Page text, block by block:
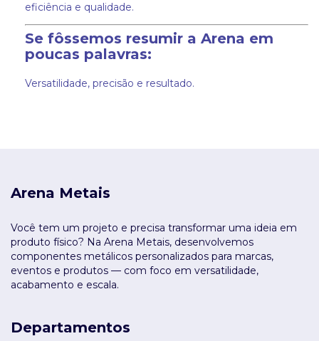
eficiência e qualidade.
Se fôssemos resumir a Arena em
poucas palavras:
Versatilidade, precisão e resultado.
Arena Metais
Você tem um projeto e precisa transformar uma ideia em
produto físico? Na Arena Metais, desenvolvemos
componentes metálicos personalizados para marcas,
eventos e produtos — com foco em versatilidade,
acabamento e escala.
Departamentos